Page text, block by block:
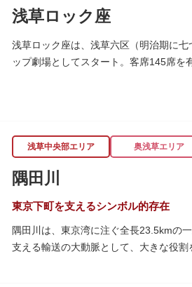
楽しみながら学習できるイベント企画
館です。
また、国立科学博物館では、日本およ
浅草ロック座
浅草ロック座は、浅草六区（明治期に
ップ劇場としてスタート。客席145席を
浅草中央部エリア 奥浅草エリア
隅田川
東京下町を支えるシンボル的存在
隅田川は、東京湾に注ぐ全長23.5kmの
支える輸送の大動脈として、大きな役割